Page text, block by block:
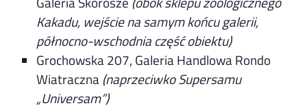
Kakadu, wejście na samym końcu galerii,
północno-wschodnia część obiektu)
Grochowska 207, Galeria Handlowa Rondo
Wiatraczna (naprzeciwko Supersamu
„Universam”)